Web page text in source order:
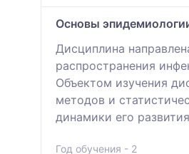
Основы
Дисциплина
распространения
Объектом изучения
методов и
динамики его
Год обучения - 2